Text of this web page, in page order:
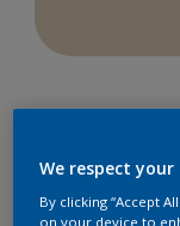
We respect your
By clicking “Accept
on your device to